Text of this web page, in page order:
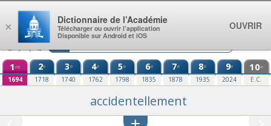
Aller au contenu
1 re
1694
2e
1718
3e
1740
4e
1762
5e
1798
6e
1835
7e
1878
8e
1935
9e
2024
10e
E.C.
accidentellement
×
Dictionnaire de l’Académie
Télécharger ou ouvrir l’application
Disponible sur Android et iOS
OUVRIR